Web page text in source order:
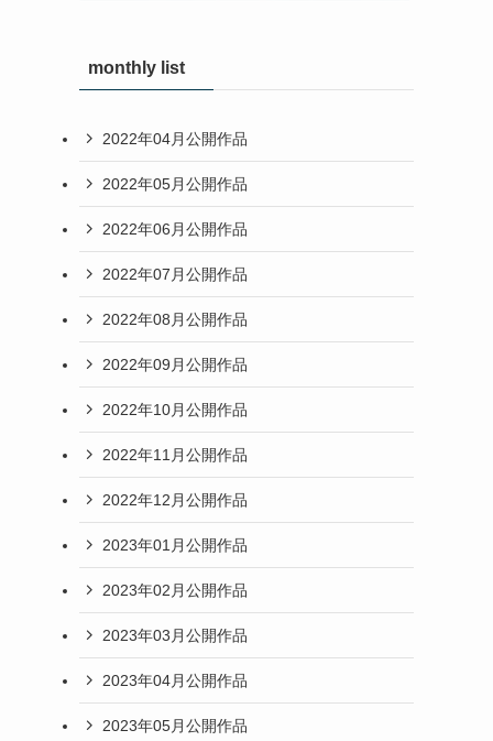
monthly list
2022年04月公開作品
2022年05月公開作品
2022年06月公開作品
2022年07月公開作品
2022年08月公開作品
2022年09月公開作品
2022年10月公開作品
2022年11月公開作品
2022年12月公開作品
2023年01月公開作品
2023年02月公開作品
2023年03月公開作品
2023年04月公開作品
2023年05月公開作品